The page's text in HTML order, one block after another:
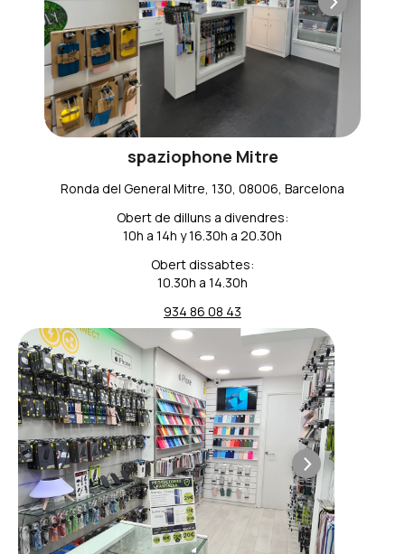
spaziophone Mitre
Ronda del General Mitre, 130, 08006, Barcelona
Obert de dilluns a divendres:
10h a 14h y 16.30h a 20.30h
Obert dissabtes:
10.30h a 14.30h
934 86 08 43